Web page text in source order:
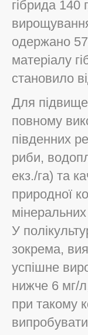
гібрида 140
одержано
матеріалу
становило
Для
повному
південних
риби,
екз./га) та
природної
У
зокрема,
успішне
нижче 6 мг/
при такому